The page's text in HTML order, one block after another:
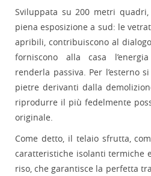
Sviluppata su 200 metri
piena esposizione a sud: le
apribili, contribuiscono al
forniscono alla casa
renderla passiva. Per l’esterno
pietre derivanti dalla
riprodurre il più fedelmente
originale.
Come detto, il telaio sfrutta,
caratteristiche isolanti termiche
riso, che garantisce la perfetta